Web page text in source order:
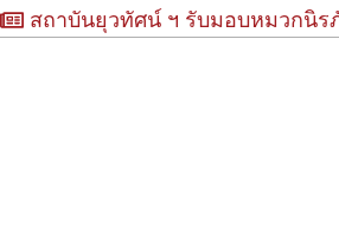
สถาบันยุวทัศน์ ฯ รับมอบหมวกนิร